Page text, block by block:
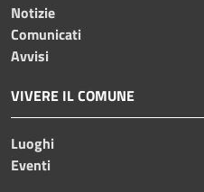
Notizie
Comunicati
Avvisi
VIVERE IL COMUNE
Luoghi
Eventi